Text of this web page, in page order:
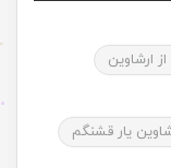
ارشاوین
یار قشنگم